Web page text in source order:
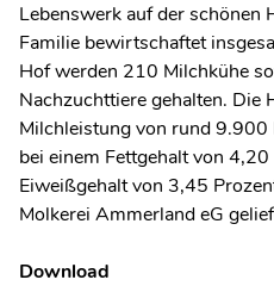
Lebenswerk auf der schönen
Familie bewirtschaftet
Hof werden 210 Milchkühe
Nachzuchttiere gehalten. Die
Milchleistung von rund 9.900
bei einem Fettgehalt von
Eiweißgehalt von 3,45
Molkerei Ammerland eG
Download